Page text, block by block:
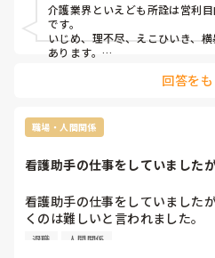
介護業界といえども所詮は営利
です。
いじめ、理不尽、えこひいき、
あります。
ただ、この状況が続くのではた
めします。
回答を
職場・人間関係
看護助手の仕事をしていました
看護助手の仕事をしていました
くのは難しいと言われました。
なぜですかと質問したところ、
退職 人間関係